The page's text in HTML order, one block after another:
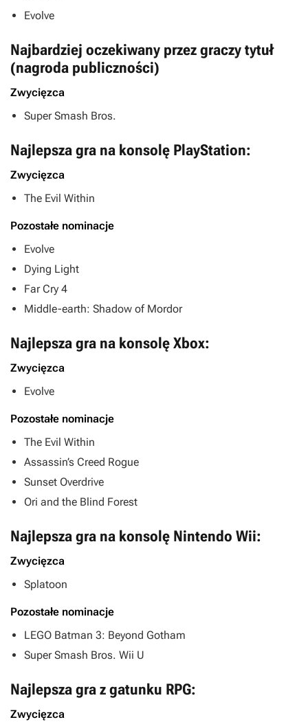
Evolve
Najbardziej oczekiwany przez graczy tytuł
(nagroda publiczności)
Zwycięzca
Super Smash Bros.
Najlepsza gra na konsolę PlayStation:
Zwycięzca
The Evil Within
Pozostałe nominacje
Evolve
Dying Light
Far Cry 4
Middle-earth: Shadow of Mordor
Najlepsza gra na konsolę Xbox:
Zwycięzca
Evolve
Pozostałe nominacje
The Evil Within
Assassin’s Creed Rogue
Sunset Overdrive
Ori and the Blind Forest
Najlepsza gra na konsolę Nintendo Wii:
Zwycięzca
Splatoon
Pozostałe nominacje
LEGO Batman 3: Beyond Gotham
Super Smash Bros. Wii U
Najlepsza gra z gatunku RPG:
Zwycięzca